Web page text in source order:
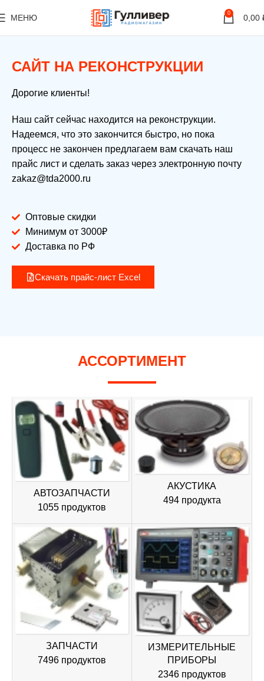
МЕНЮ 0 0,00
САЙТ НА РЕКОНСТРУКЦИИ
Дорогие клиенты!
Наш сайт сейчас находится на реконструкции.
Надеемся, что это закончится быстро, но пока
процесс не закончен предлагаем вам скачать наш
прайс лист и сделать заказ через электронную почту
zakaz@tda2000.ru
Оптовые скидки
Минимум от 3000₽
Доставка по РФ
Скачать прайс-лист Excel
АССОРТИМЕНТ
АВТОЗАПЧАСТИ
1055 продуктов
АКУСТИКА
494 продукта
ЗАПЧАСТИ
7496 продуктов
ИЗМЕРИТЕЛЬНЫЕ
ПРИБОРЫ
2346 продуктов